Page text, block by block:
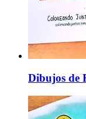
Dibujos de